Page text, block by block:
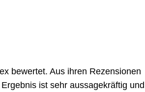
bewertet. Aus ihren Rezensionen
ist sehr aussagekräftig und